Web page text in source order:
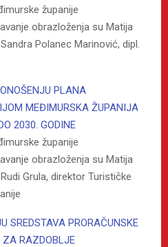
županije
obrazloženja su Matija
Polanec Marinović, dipl.
PLANA
MEĐIMURSKA ŽUPANIJA
2030. GODINE
županije
obrazloženja su Matija
Grula, direktor Turističke
SREDSTAVA PRORAČUNSKE
RAZDOBLJE